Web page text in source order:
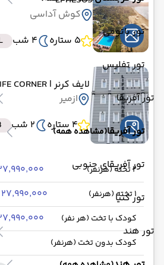
تور باتومی
تور تفلیس
تور آفریقا
تور آفریقا(مشاهده همه)
تور آفریقای جنوبی
تور کنیا
تور هند
کوش آداسی
5 ستاره
4 شب
لایف کرنر| LIFE CORNER
ازمیر
4 ستاره
2 شب
2 تخته (هرنفر) ۲۷٬۹۹۰٬۰۰۰ تومان + ۵۷۷
1 تخته (هرنفر) ۲۷٬۹۹۰٬۰۰۰ تومان + ۱٬۰۵۹ دلار
کودک با تخت (هر نفر) ۲۷٬۹۹۰٬۰۰۰ تومان + ۳۰۵
کودک بدون تخت (هرنفر)